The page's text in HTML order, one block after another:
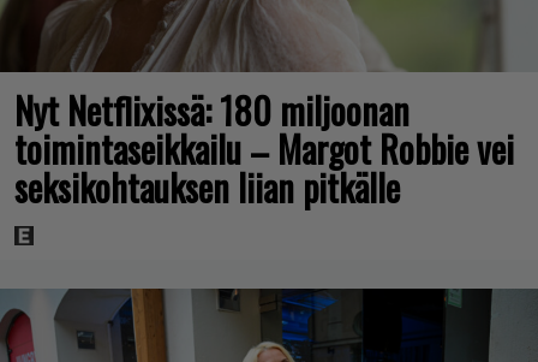
Nyt Netflixissä: 180 miljoonan
toimintaseikkailu – Margot Robbie vei
seksikohtauksen liian pitkälle